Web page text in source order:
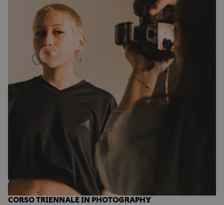
CORSO TRIENNALE IN PHOTOGRAPHY